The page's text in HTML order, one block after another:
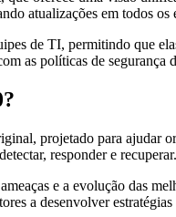
atualizações em todos os
de TI, permitindo que
as políticas de segurança
projetado para ajudar
responder e recuperar.
e a evolução das
a desenvolver